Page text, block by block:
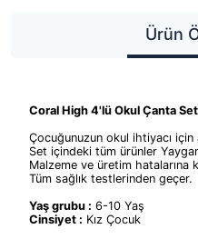
Ürün
Coral High 4'lü Okul Çanta
Çocuğunuzun okul ihtiyacı
Set içindeki tüm ürünler
Malzeme ve üretim hatalarına
Tüm sağlık testlerinden geçer.
Yaş grubu : 6-10 Yaş
Cinsiyet : Kız Çocuk